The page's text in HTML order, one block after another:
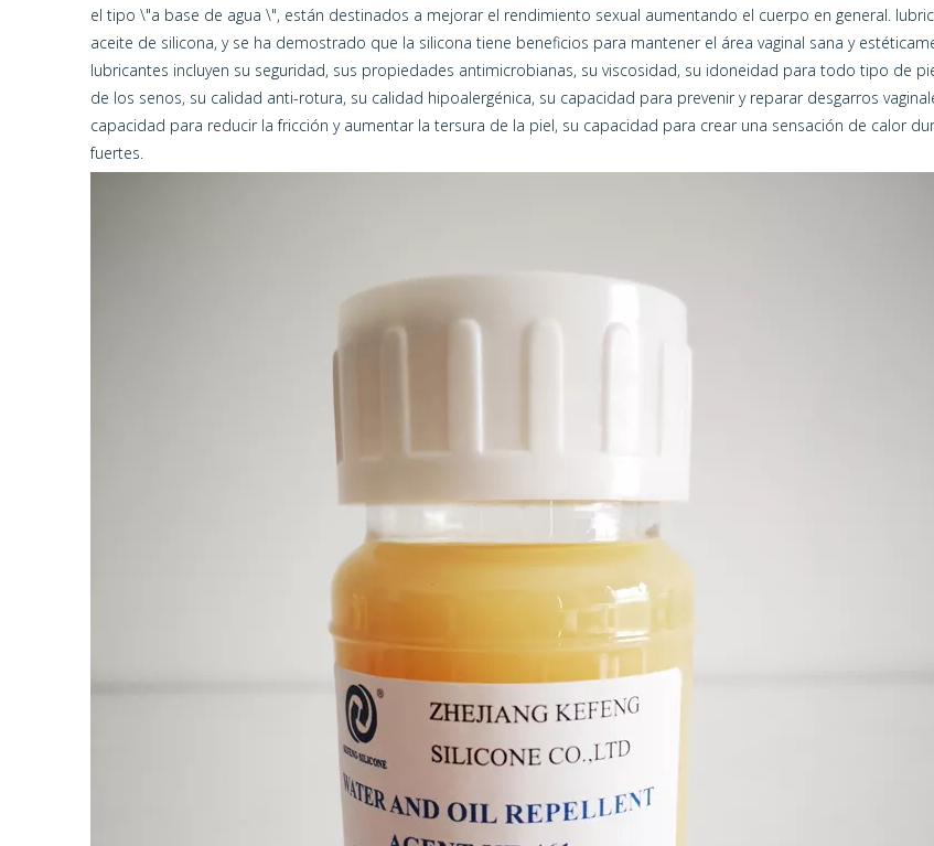
el tipo \"a base de agua \", están destinados a mejorar el rendimiento sexual aumentando el cuerpo en general.
aceite de silicona, y se ha demostrado que la silicona tiene beneficios para mantener el área vaginal sana y
lubricantes incluyen su seguridad, sus propiedades antimicrobianas, su viscosidad, su idoneidad para todo tipo de
de los senos, su calidad anti-rotura, su calidad hipoalergénica, su capacidad para prevenir y reparar desgarros
capacidad para reducir la fricción y aumentar la tersura de la piel, su capacidad para crear una sensación de calor
fuertes.